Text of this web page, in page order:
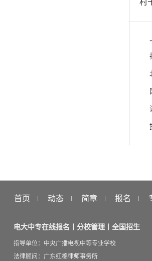
村
首页 动态 简章 报名
电大中专在线报名丨分校管理丨全国招生
指导单位：中央广播电视中等专业学校
法律顾问：广东红棉律师事务所